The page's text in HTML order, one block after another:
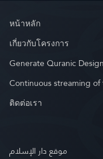
หน้าหลัก
เกี่ยวกับโครงการ
Generate Quranic
Continuous streaming
ติดต่อเรา
موقع دار الإسلام